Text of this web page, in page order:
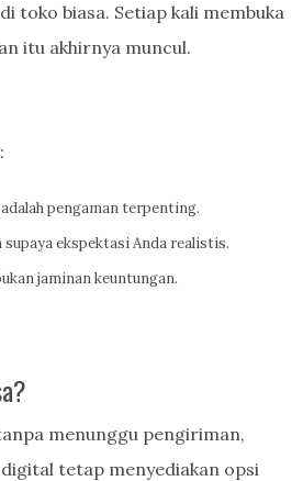
toko biasa. Setiap kali membuka
itu akhirnya muncul.
pengaman terpenting.
ekspektasi Anda realistis.
jaminan keuntungan.
menunggu pengiriman,
tetap menyediakan opsi